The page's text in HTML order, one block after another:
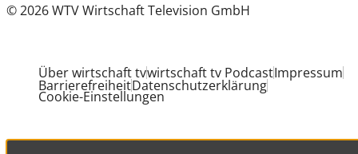
© 2026 WTV Wirtschaft Television GmbH
Über wirtschaft tvwirtschaft tv PodcastImpressum
BarrierefreiheitDatenschutzerklärung
Cookie-Einstellungen